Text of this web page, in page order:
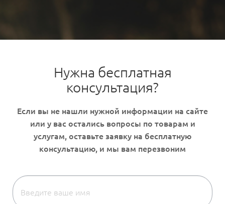
Нужна бесплатная
консультация?